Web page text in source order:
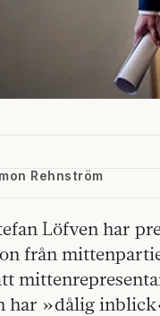
Rehnström
Löfven har
från
har »dålig